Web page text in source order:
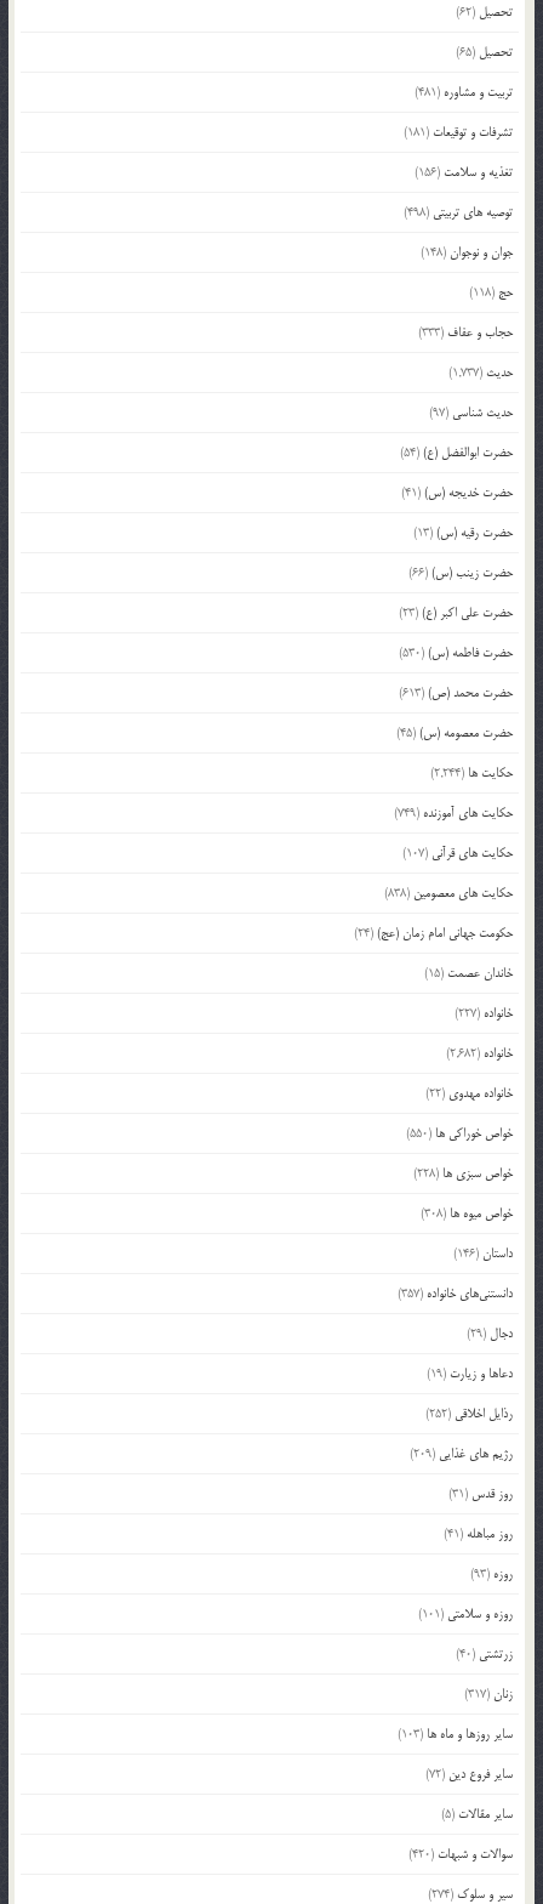
تحصیل (62)
تحصیل (65)
تربیت و مشاوره (481)
تشرفات و توقیعات (181)
تغذیه و سلامت (156)
توصیه های تربیتی (498)
جوان و نوجوان(148)
حج (118)
حجاب و عفاف (333)
حدیث (1,737)
حدیث شناسی (97)
حضرت ابوالفضل (ع)(54)
حضرت خدیجه (س)(41)
حضرت رقیه (س)(13)
حضرت زینب (س)(66)
حضرت علی اکبر (ع)(23)
حضرت فاطمه (س)(530)
حضرت محمد (ص)(613)
حضرت معصومه (س)(45)
حکایت ها (2,244)
حکایت های آموزنده (749)
حکایت های قرآنی (107)
حکایت های معصومین (838)
حکومت جهانی امام زمان (عج)(24)
خاندان عصمت (15)
خانواده (227)
خانواده (2,682)
خانواده مهدوی (22)
خواص خوراکی ها (550)
خواص سبزی ها (228)
خواص میوه ها (308)
داستان(146)
دانستنی‌های خانواده (357)
دجال (29)
دعاها و زیارت (19)
رذایل اخلاقی (252)
رژیم های غذایی (209)
روز قدس (31)
روز مباهله (41)
روزه (93)
روزه و سلامتی (101)
زرتشتی (40)
زنان(317)
سایر روزها و ماه ها (103)
سایر فروع دین (72)
سایر مقالات (5)
سوالات و شبهات (420)
سیر و سلوک (274)